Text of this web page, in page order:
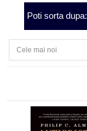
Poti sorta dupa: